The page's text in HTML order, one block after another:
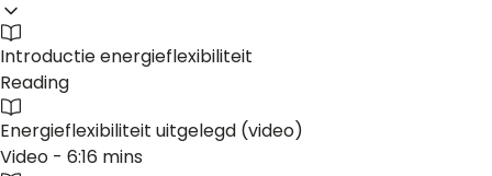
Introductie energieflexibiliteit
Reading
Energieflexibiliteit uitgelegd (video)
Video - 6:16 mins